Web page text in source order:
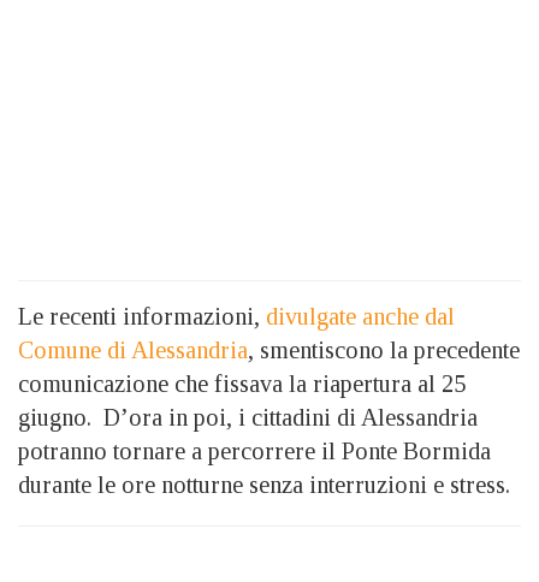
Le recenti informazioni, divulgate anche dal
Comune di Alessandria, smentiscono la precedente
comunicazione che fissava la riapertura al 25
giugno. D’ora in poi, i cittadini di Alessandria
potranno tornare a percorrere il Ponte Bormida
durante le ore notturne senza interruzioni e stress.